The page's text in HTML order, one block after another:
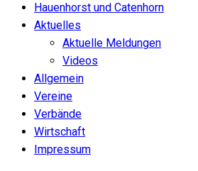
Hauenhorst und Catenhorn
Aktuelles
Aktuelle Meldungen
Videos
Allgemein
Vereine
Verbände
Wirtschaft
Impressum